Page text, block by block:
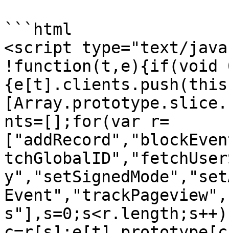
```html
<script type="text/
!function(t,e){if(void
nts=[];for(var r=